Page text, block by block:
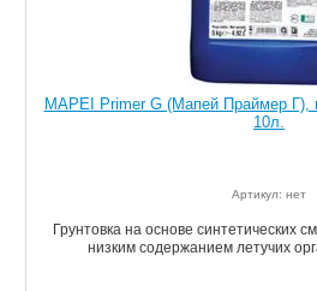
MAPEI Primer G (Мапей Праймер Г),
10л.
Артикул: нет
Грунтовка на основе синтетических
низким содержанием летучих